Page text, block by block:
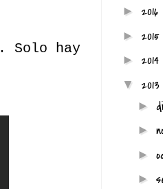
. Solo hay
► 2016
► 2015
► 2014
▼ 2013
►
►
►
►